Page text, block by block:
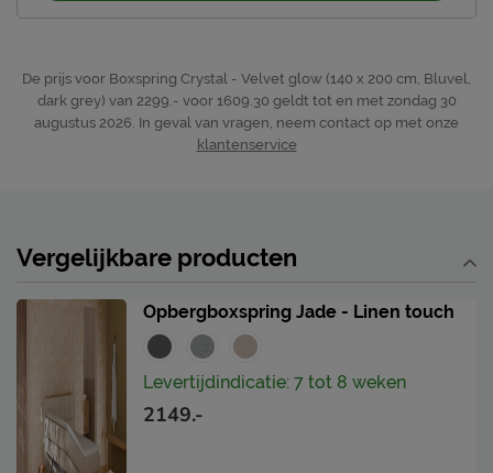
De prijs voor Boxspring Crystal - Velvet glow (140 x 200 cm, Bluvel,
dark grey) van 2299.- voor 1609.30 geldt tot en met zondag 30
augustus 2026. In geval van vragen, neem contact op met onze
klantenservice
Vergelijkbare producten
Opbergboxspring Jade - Linen touch
Levertijdindicatie: 7 tot 8 weken
2149.-